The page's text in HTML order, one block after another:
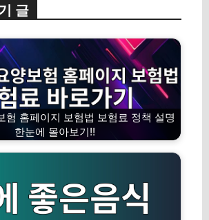
글
험 홈페이지 보험법 보험료 정책 설명
한눈에 몰아보기!!